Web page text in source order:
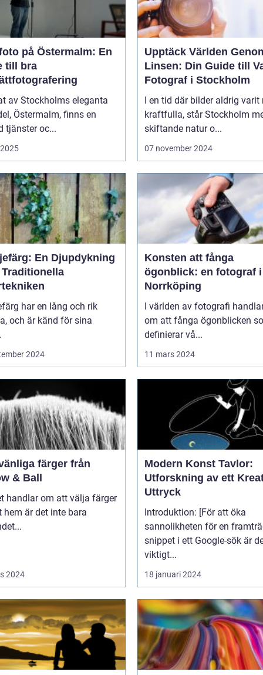
på Östermalm: En
till bra
av Stockholms eleganta
Östermalm, finns en
tjänster oc...
Upptäck Världen
Linsen: Din Guide till
Fotograf i Stockholm
I en tid där bilder aldrig varit
kraftfulla, står Stockholm
skiftande natur o...
07 november 2024
En Djupdykning
har en lång och rik
och är känd för sina
2024
Konsten att fånga
ögonblick: en fotograf i
Norrköping
I världen av fotografi
om att fånga ögonblicken
definierar vå...
11 mars 2024
färger från
& Ball
handlar om att välja färger
hem är det inte bara
2024
Modern Konst Tavlor:
Utforskning av ett
Uttryck
Introduktion: [För att öka
sannolikheten för en
snippet i ett Google-sök är
viktigt...
18 januari 2024